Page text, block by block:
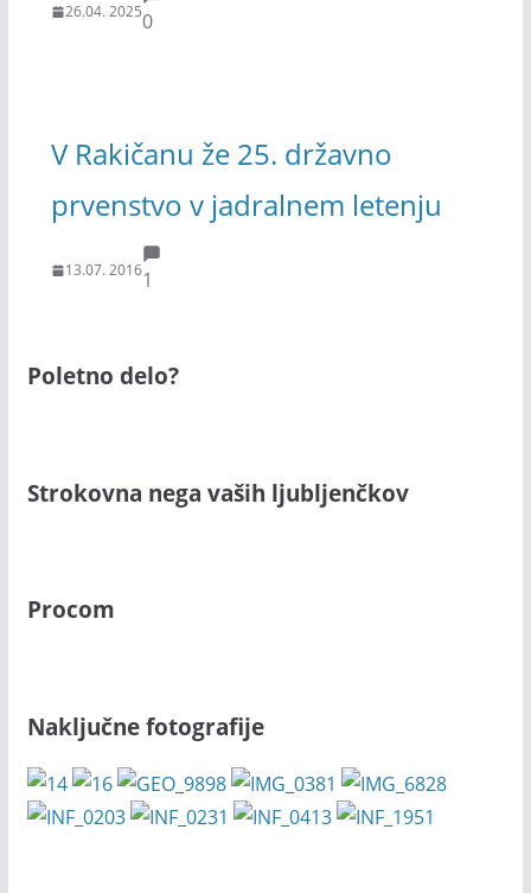
26.04. 20250
V Rakičanu že 25. državno
prvenstvo v jadralnem letenju
13.07. 20161
Poletno delo?
Strokovna nega vaših ljubljenčkov
Procom
Naključne fotografije